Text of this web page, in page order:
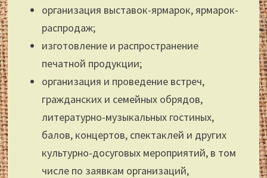
организация выставок-ярмарок, ярмарок-
распродаж;
изготовление и распространение
печатной продукции;
организация и проведение встреч,
гражданских и семейных обрядов,
литературно-музыкальных гостиных,
балов, концертов, спектаклей и других
культурно-досуговых мероприятий, в том
числе по заявкам организаций,